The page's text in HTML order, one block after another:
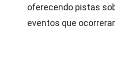
oferecendo pistas
eventos que